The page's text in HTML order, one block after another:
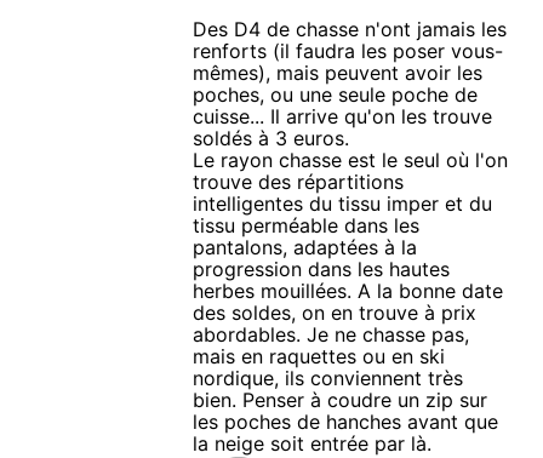
Des D4 de chasse n'ont jamais les
renforts (il faudra les poser vous-
mêmes), mais peuvent avoir les
poches, ou une seule poche de
cuisse... Il arrive qu'on les trouve
soldés à 3 euros.
Le rayon chasse est le seul où l'on
trouve des répartitions
intelligentes du tissu imper et du
tissu perméable dans les
pantalons, adaptées à la
progression dans les hautes
herbes mouillées. A la bonne date
des soldes, on en trouve à prix
abordables. Je ne chasse pas,
mais en raquettes ou en ski
nordique, ils conviennent très
bien. Penser à coudre un zip sur
les poches de hanches avant que
la neige soit entrée par là.